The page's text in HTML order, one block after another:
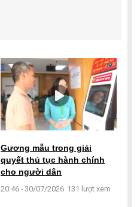
Gương mẫu trong giải
quyết thủ tục hành chính
cho người dân
20:46 - 30/07/2026 131 lượt xem